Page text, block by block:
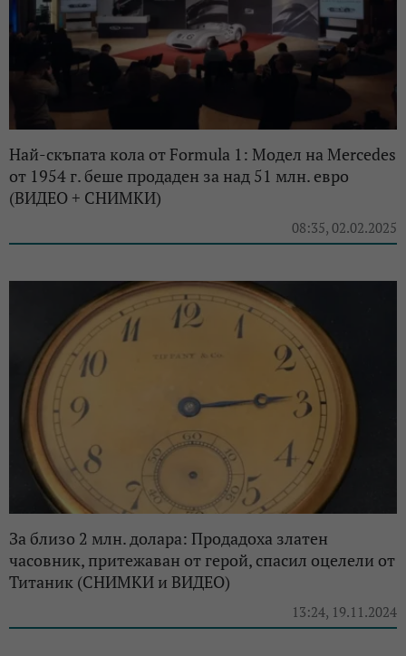
Най-скъпата кола от Formula 1: Модел на Mercedes
от 1954 г. беше продаден за над 51 млн. евро
(ВИДЕО + СНИМКИ)
08:35, 02.02.2025
За близо 2 млн. долара: Продадоха златен
часовник, притежаван от герой, спасил оцелели от
Титаник (СНИМКИ и ВИДЕО)
13:24, 19.11.2024